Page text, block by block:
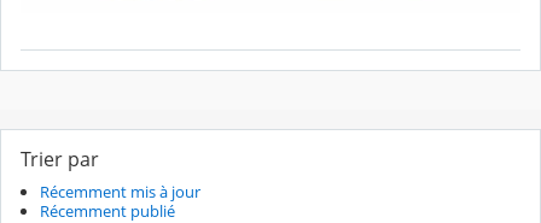
Trier par
Récemment mis à jour
Récemment publié